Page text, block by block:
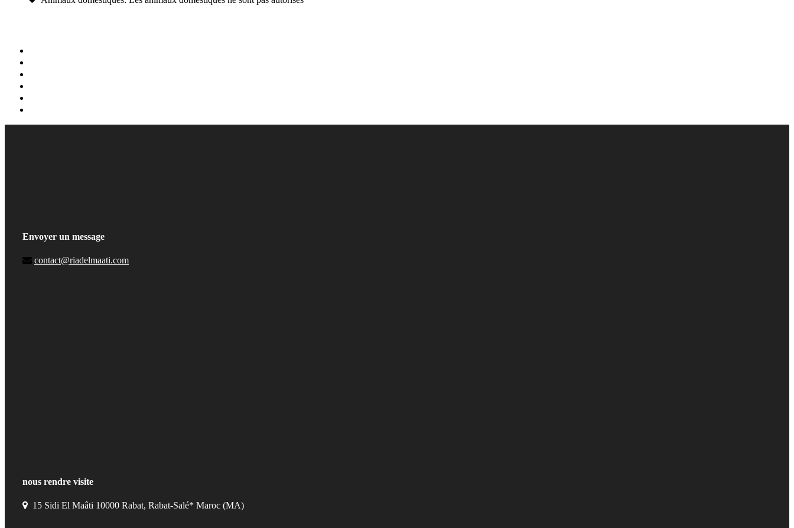
Envoyer un message
contact@riadelmaati.com
nous rendre visite
15 Sidi El Maâti 10000 Rabat, Rabat-Salé* Maroc (MA)